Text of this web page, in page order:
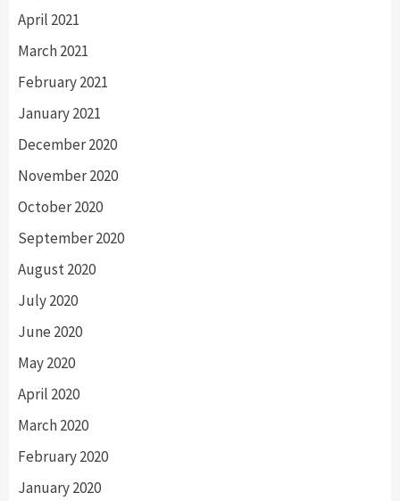
April 2021
March 2021
February 2021
January 2021
December 2020
November 2020
October 2020
September 2020
August 2020
July 2020
June 2020
May 2020
April 2020
March 2020
February 2020
January 2020